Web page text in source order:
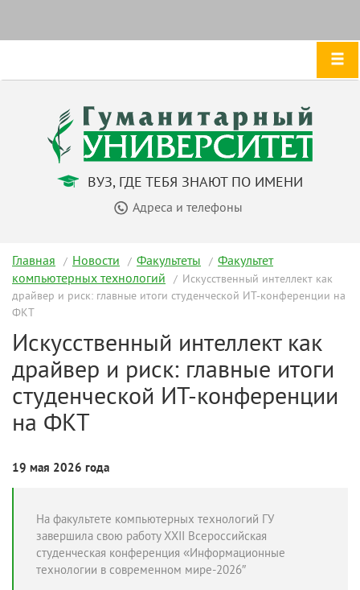
ВУЗ, ГДЕ ТЕБЯ ЗНАЮТ ПО ИМЕНИ
Адреса и телефоны
Главная Новости Факультеты
Факультет
компьютерных технологий
Искусственный интеллект как
драйвер и риск: главные итоги студенческой ИТ-конференции на
ФКТ
Искусственный интеллект как
драйвер и риск: главные итоги
студенческой ИТ-конференции
на ФКТ
19 мая 2026 года
На факультете компьютерных технологий ГУ
завершила свою работу XXII Всероссийская
студенческая конференция «Информационные
технологии в современном мире-2026″